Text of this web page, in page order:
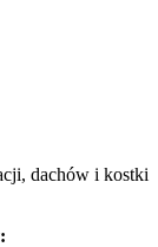
dachów i kostki